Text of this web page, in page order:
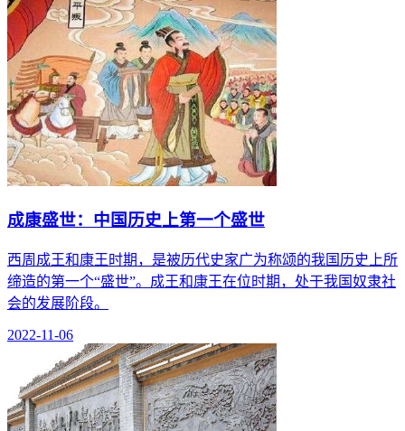
成康盛世：中国历史上第一个盛世
西周成王和康王时期，是被历代史家广为称颂的我国历史上所
缔造的第一个“盛世”。成王和康王在位时期，处于我国奴隶社
会的发展阶段。
2022-11-06